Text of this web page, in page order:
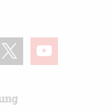
youtube